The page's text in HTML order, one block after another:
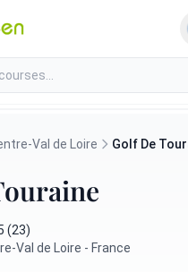
Val de Loire Golf De
(23)
Val de Loire - France